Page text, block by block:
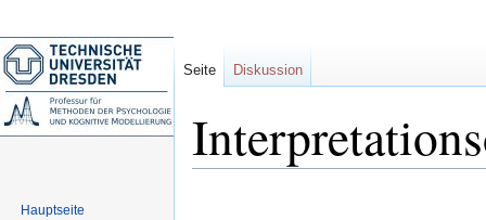
Seite Diskussion
Hauptseite